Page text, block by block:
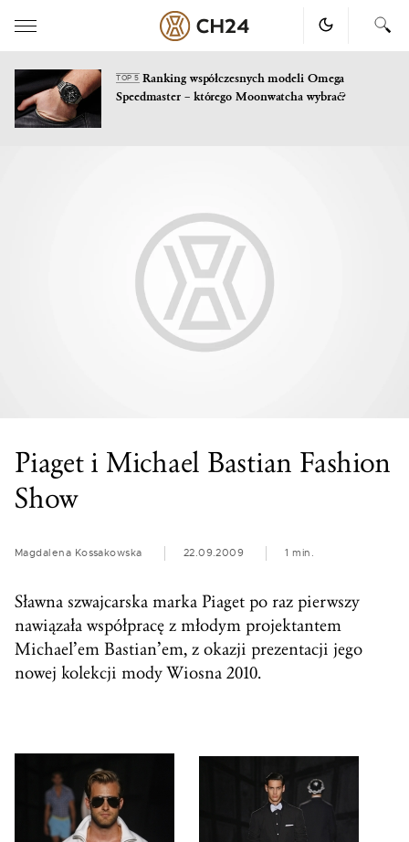
TOP 5Ranking współczesnych modeli Omega
Speedmaster – którego Moonwatcha wybrać?
Piaget i Michael Bastian Fashion
Show
Magdalena Kossakowska 22.09.2009 1 min.
Sławna szwajcarska marka Piaget po raz pierwszy
nawiązała współpracę z młodym projektantem
Michael’em Bastian’em, z okazji prezentacji jego
nowej kolekcji mody Wiosna 2010.